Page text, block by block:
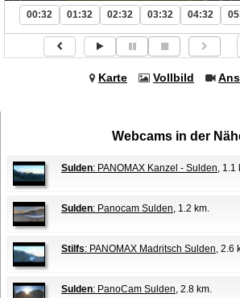
00:32 01:32 02:32 03:32 04:32
Karte Vollbild
Webcams in der
Sulden: PANOMAX Kanzel - Sulden, 1.1
Sulden: Panocam Sulden, 1.2 km.
Stilfs: PANOMAX Madritsch Sulden, 2.6
Sulden: PanoCam Sulden, 2.8 km.